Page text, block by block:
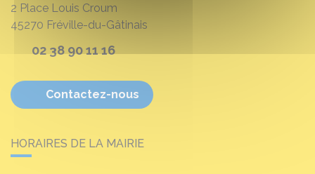
2 Place Louis Croum
45270 Fréville-du-Gâtinais
02 38 90 11 16
Contactez-nous
HORAIRES DE LA MAIRIE